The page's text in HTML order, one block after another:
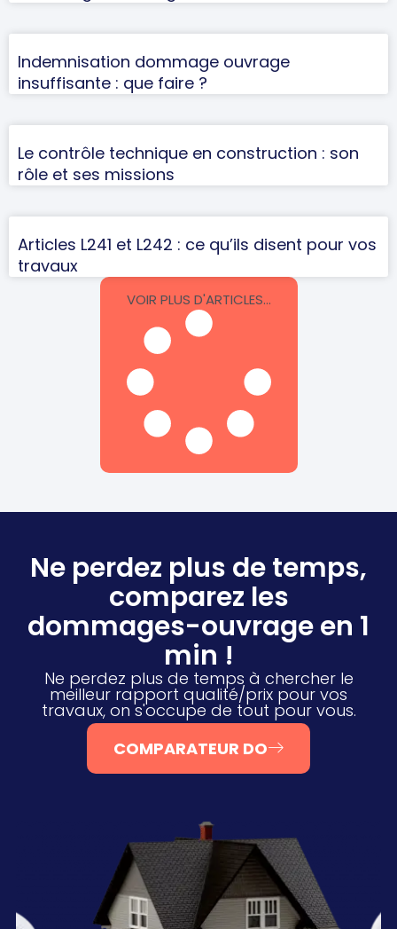
Indemnisation dommage ouvrage
insuffisante : que faire ?
Le contrôle technique en construction : son
rôle et ses missions
Articles L241 et L242 : ce qu’ils disent pour vos
travaux
VOIR PLUS D'ARTICLES...
Ne perdez plus de temps,
comparez les
dommages-ouvrage en 1
min !
Ne perdez plus de temps à chercher le
meilleur rapport qualité/prix pour vos
travaux, on s'occupe de tout pour vous.
COMPARATEUR DO